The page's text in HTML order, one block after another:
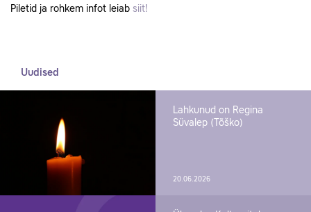
Piletid ja rohkem infot leiab siit!
Uudised
Lahkunud on Regina
Süvalep (Tõško)
20.06.2026